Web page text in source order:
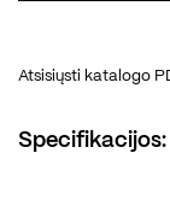
Atsisiųsti katalogo
Specifikacijos: